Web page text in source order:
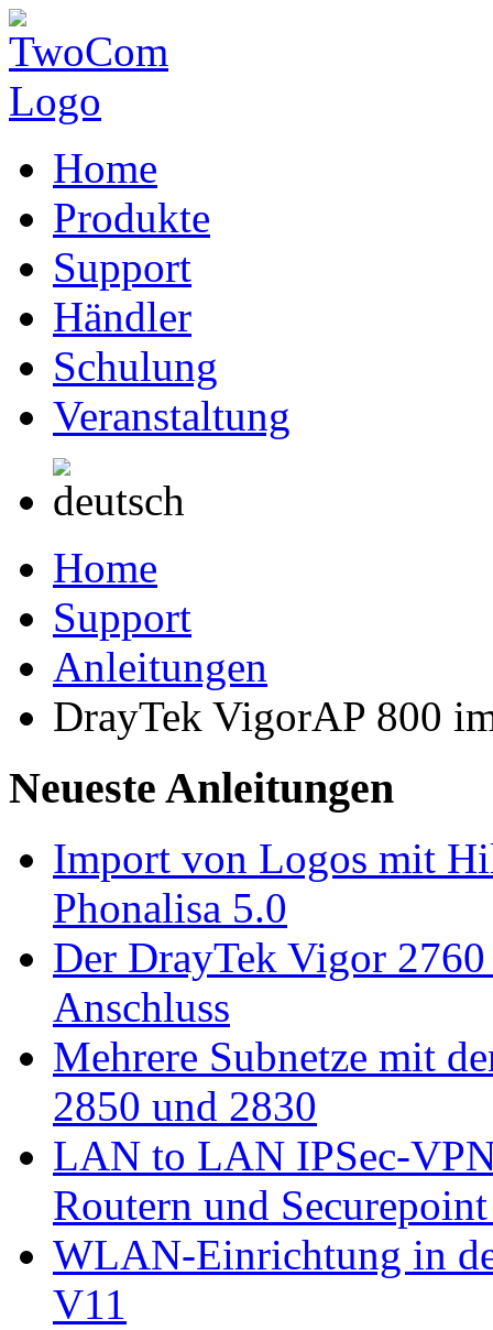
Home
Produkte
Support
Händler
Schulung
Veranstaltung
Home
Support
Anleitungen
DrayTek VigorAP 800
Neueste Anleitungen
Import von Logos mit
Phonalisa 5.0
Der DrayTek Vigor
Anschluss
Mehrere Subnetze mit
2850 und 2830
LAN to LAN IPSec-
Routern und
WLAN-Einrichtung in
V11